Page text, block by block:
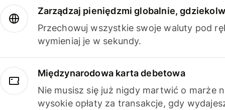
Zarządzaj pieniędzmi globalnie,
Przechowuj wszystkie swoje waluty pod
wymieniaj je w sekundy.
Międzynarodowa karta debetowa
Nie musisz się już nigdy martwić o marże
wysokie opłaty za transakcje, gdy